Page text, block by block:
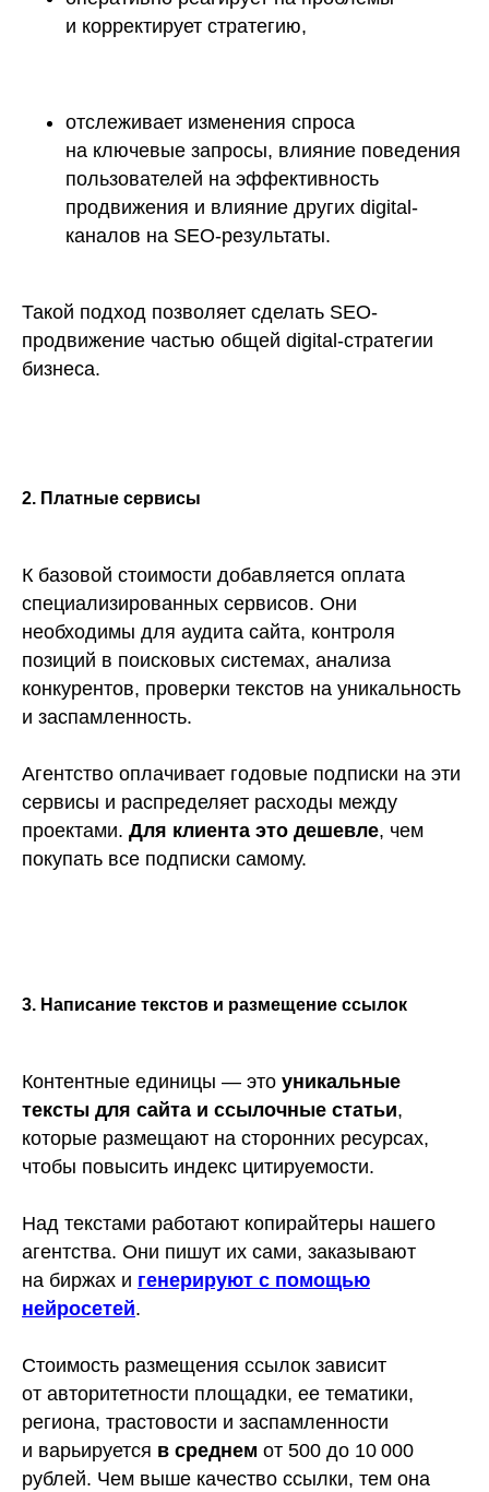
и корректирует стратегию,
отслеживает изменения спроса
на ключевые запросы, влияние поведения
пользователей на эффективность
продвижения и влияние других digital-
каналов на SEO-результаты.
Такой подход позволяет сделать SEO-
продвижение частью общей digital-стратегии
бизнеса.
2. Платные сервисы
К базовой стоимости добавляется оплата
специализированных сервисов. Они
необходимы для аудита сайта, контроля
позиций в поисковых системах, анализа
конкурентов, проверки текстов на уникальность
и заспамленность.
Агентство оплачивает годовые подписки на эти
сервисы и распределяет расходы между
проектами. Для клиента это дешевле, чем
покупать все подписки самому.
3. Написание текстов и размещение ссылок
Контентные единицы — это уникальные
тексты для сайта и ссылочные статьи,
которые размещают на сторонних ресурсах,
чтобы повысить индекс цитируемости.
Над текстами работают копирайтеры нашего
агентства. Они пишут их сами, заказывают
на биржах и генерируют с помощью
нейросетей.
Стоимость размещения ссылок зависит
от авторитетности площадки, ее тематики,
региона, трастовости и заспамленности
и варьируется в среднем от 500 до 10 000
рублей. Чем выше качество ссылки, тем она
Обсудим продвижение
вашего проекта?
Оставьте ваши
контакты, и мы
свяжемся с вами